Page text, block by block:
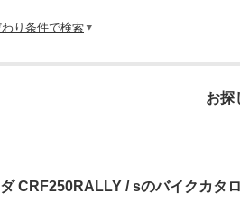
わり条件で検索
お探
CRF250RALLY / sのバイクカタ